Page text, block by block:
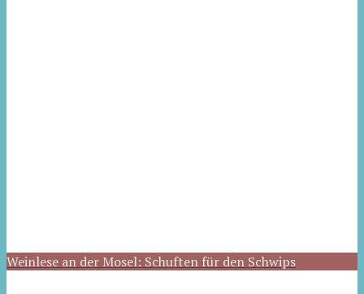
Weinlese an der Mosel: Schuften für den Schwips